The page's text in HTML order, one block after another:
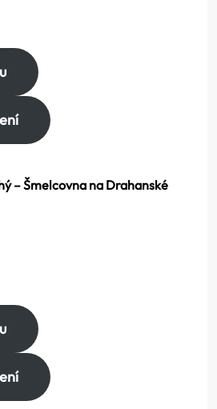
– Šmelcovna na Drahanské